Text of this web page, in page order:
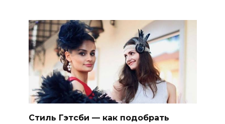
Стиль Гэтсби — как подобрать